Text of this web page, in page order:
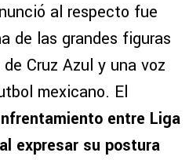
al respecto fue
de las grandes figuras
Cruz Azul y una voz
mexicano. El
entre Liga
expresar su postura